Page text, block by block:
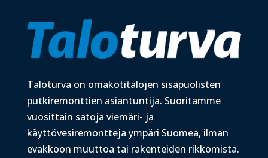
Taloturva on omakotitalojen sisäpuolisten
putkiremonttien asiantuntija. Suoritamme
vuosittain satoja viemäri- ja
käyttövesiremontteja ympäri Suomea, ilman
evakkoon muuttoa tai rakenteiden rikkomista.